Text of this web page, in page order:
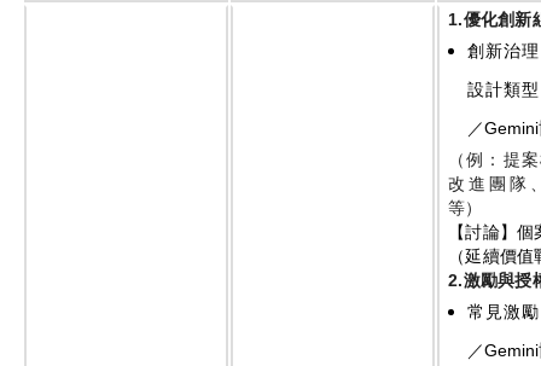
1.優化創新
創新治
設計類
／Gemini
（例：提
改進團隊
等）
【討論】
（延續價
2.激勵與授
常見激
／Gemini